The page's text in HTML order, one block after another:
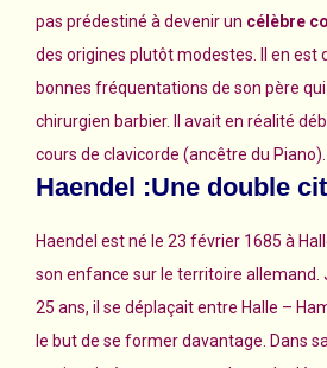
pas prédestiné à devenir un célèbre
des origines plutôt modestes. Il en est
bonnes fréquentations de son père
chirurgien barbier. Il avait en réalité
cours de clavicorde (ancêtre du Piano).
Haendel :Une double
Haendel est né le 23 février 1685 à
son enfance sur le territoire allemand.
25 ans, il se déplaçait entre Halle –
le but de se former davantage. Dans